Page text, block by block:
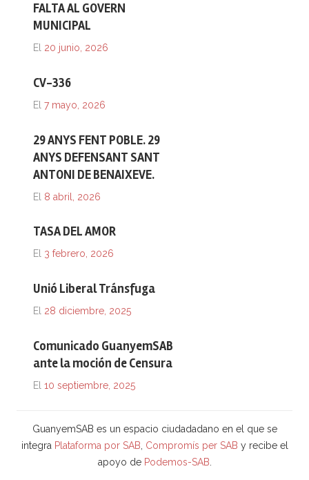
FALTA AL GOVERN
MUNICIPAL
El 20 junio, 2026
CV-336
El 7 mayo, 2026
29 ANYS FENT POBLE. 29
ANYS DEFENSANT SANT
ANTONI DE BENAIXEVE.
El 8 abril, 2026
TASA DEL AMOR
El 3 febrero, 2026
Unió Liberal Tránsfuga
El 28 diciembre, 2025
Comunicado GuanyemSAB
ante la moción de Censura
El 10 septiembre, 2025
GuanyemSAB es un espacio ciudadadano en el que se
integra Plataforma por SAB Compromís per SAB y recibe el
apoyo de Podemos-SAB